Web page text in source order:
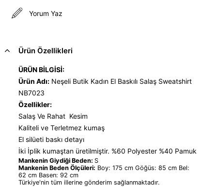
Yorum Yaz
Ürün Özellikleri
ÜRÜN BİLGİSİ:
Ürün Adı: Neşeli Butik Kadın El Baskılı Salaş Sweatshirt
NB7023
Özellikler:
Salaş Ve Rahat Kesim
Kaliteli ve Terletmez kumaş
El silüeti baskı detayı
İki İplik kumaştan üretilmiştir. %60 Polyester %40 Pamuk
Mankenin Giydiği Beden: S
Mankenin Beden Ölçüleri: Boy: 175 cm Göğüs: 85 cm Bel:
62 cm Basen: 92 cm
Türkiye'nin tüm illerine gönderim sağlanmaktadır.